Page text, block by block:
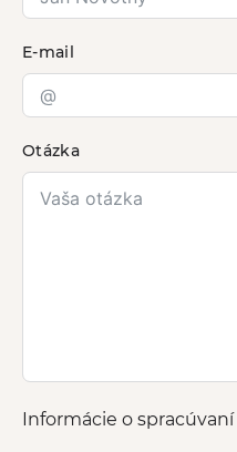
E-mail
Otázka
Informácie o spracúvaní